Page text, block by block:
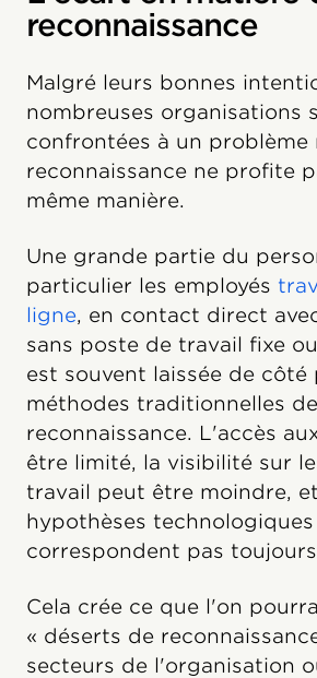
reconnaissance
Malgré leurs bonnes
nombreuses organisations
confrontées à un problème
reconnaissance ne profite
même manière.
Une grande partie du
particulier les employés
ligne, en contact direct
sans poste de travail fixe
est souvent laissée de côté
méthodes traditionnelles de
reconnaissance. L'accès
être limité, la visibilité sur
travail peut être moindre,
hypothèses
correspondent pas
Cela crée ce que l'on
« déserts de
secteurs de l'organisation